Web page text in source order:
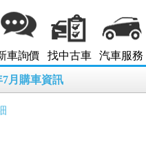
車詢價 找中古車 汽車服務
7月購車資訊